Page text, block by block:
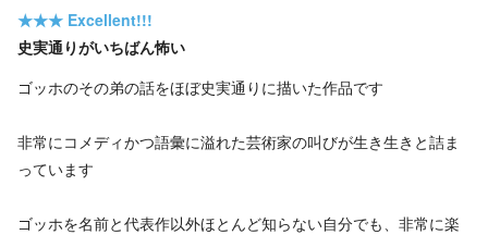
★★★ Excellent!!!
史実通りがいちばん怖い
ゴッホのその弟の話をほぼ史実通りに描いた作品です
非常にコメディかつ語彙に溢れた芸術家の叫びが生き生きと詰ま
っています
ゴッホを名前と代表作以外ほとんど知らない自分でも、非常に楽